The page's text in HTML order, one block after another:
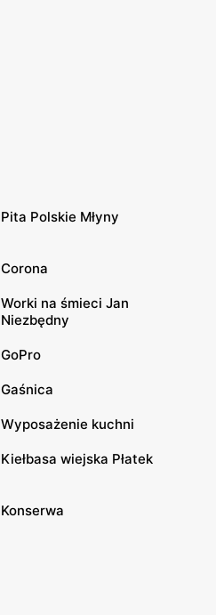
Pita Polskie Młyny
Corona
Worki na śmieci Jan
Niezbędny
GoPro
Gaśnica
Wyposażenie kuchni
Kiełbasa wiejska Płatek
Konserwa